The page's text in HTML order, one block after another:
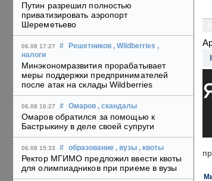
Путин разрешил полностью
приватизировать аэропорт
Шереметьево
06.08 17:27 # Решетников , Wildberries ,
налоги
Минэкономразвития прорабатывает
меры поддержки предпринимателей
после атак на склады Wildberries
06.08 16:27 # Омаров , скандалы
Омаров обратился за помощью к
Бастрыкину в деле своей супруги
06.08 15:33 # образование , вузы , квоты
Ректор МГИМО предложил ввести квоты
для олимпиадников при приеме в вузы